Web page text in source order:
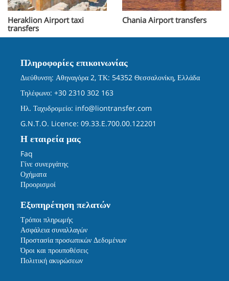
Heraklion Airport taxi
transfers
Chania Airport transfers
Πληροφορίες επικοινωνίας
Διεύθυνση: Αθηναγόρα 2, ΤΚ: 54352 Θεσσαλονίκη, Ελλάδα
Τηλέφωνο: +30 2310 302 163
Ηλ. Ταχυδρομείο: info@liontransfer.com
G.N.T.O. Licence: 09.33.E.700.00.122201
Η εταιρεία μας
Faq
Γίνε συνεργάτης
Οχήματα
Προορισμοί
Εξυπηρέτηση πελατών
Τρόποι πληρωμής
Ασφάλεια συναλλαγών
Προστασία προσωπικών Δεδομένων
Όροι και προυποθέσεις
Πολιτική ακυρώσεων